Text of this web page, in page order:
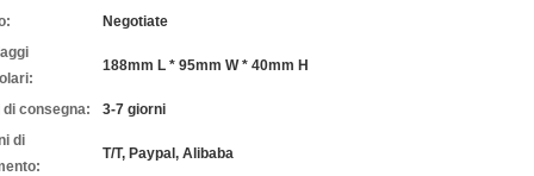
Negotiate
188mm L * 95mm W * 40mm H
di consegna:
3-7 giorni
di
T/T, Paypal, Alibaba